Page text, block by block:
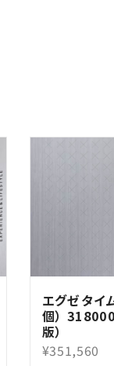
エグゼタイ
個）
版）
¥351,560